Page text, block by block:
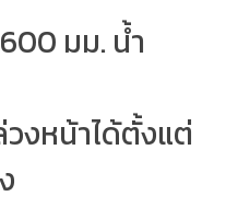
มม. น้ำ
วงหน้าได้ตั้งแต่